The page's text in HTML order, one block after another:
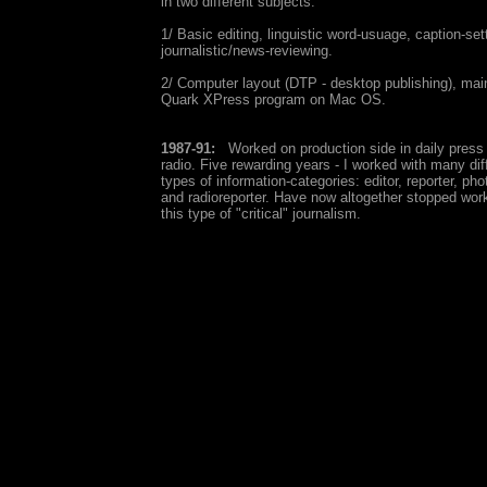
1/ Basic editing, linguistic word-usuage, caption-
journalistic/news-reviewing.
2/ Computer layout (DTP - desktop publishing),
Quark XPress program on Mac OS.
1987-91: Worked on production side in daily press
radio. Five rewarding years - I worked with many
types of information-categories: editor, reporter,
and radioreporter. Have now altogether stopped
this type of "critical" journalism.